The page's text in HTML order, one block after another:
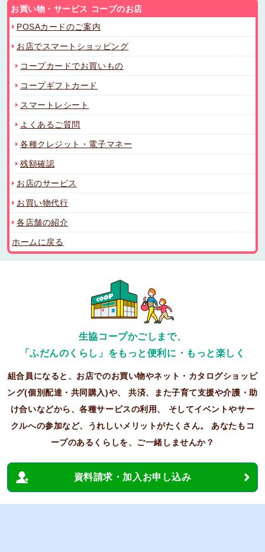
お買い物・サービス コープのお店
POSAカードのご案内
お店でスマートショッピング
コープカードでお買いもの
コープギフトカード
スマートレシート
よくあるご質問
各種クレジット・電子マネー
残額確認
お店のサービス
お買い物代行
各店舗の紹介
ホームに戻る
生協コープかごしまで、
「ふだんのくらし」をもっと便利に・もっと楽しく
組合員になると、お店でのお買い物やネット・カタログショッピ
ング(個別配達・共同購入)や、共済、また子育て支援や介護・助
け合いなどから、各種サービスの利用、
そしてイベントやサー
クルへの参加など、うれしいメリットがたくさん。
あなたもコ
ープのあるくらしを、ご一緒しませんか？
資料請求・加入お申し込み